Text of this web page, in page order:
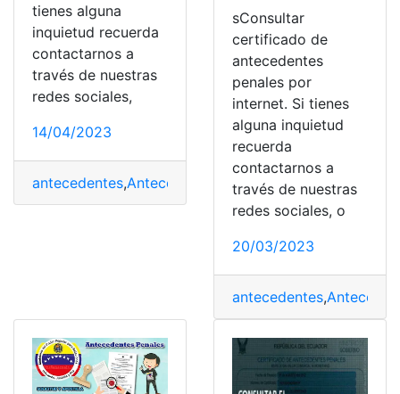
tienes alguna
inquietud recuerda
contactarnos a
través de nuestras
redes sociales,
14/04/2023
antecedentes,Antecedentes penales Certificado de
sConsultar
certificado de
antecedentes
penales por
internet. Si tienes
alguna inquietud
recuerda
contactarnos a
través de nuestras
redes sociales, o
20/03/2023
antecedentes,